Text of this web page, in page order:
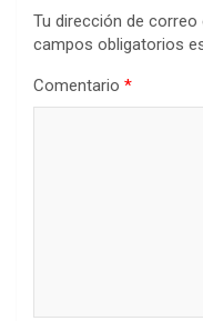
Tu dirección de correo
campos obligatorios
Comentario *